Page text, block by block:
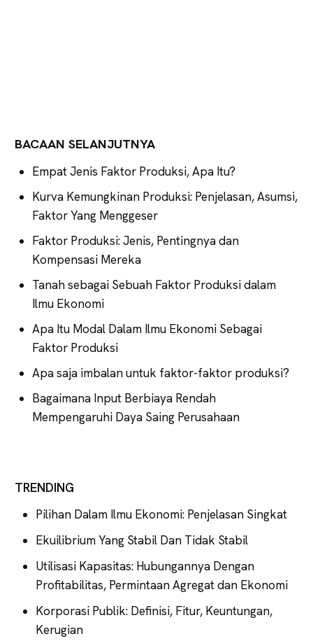
BACAAN SELANJUTNYA
Empat Jenis Faktor Produksi, Apa Itu?
Kurva Kemungkinan Produksi: Penjelasan, Asumsi,
Faktor Yang Menggeser
Faktor Produksi: Jenis, Pentingnya dan
Kompensasi Mereka
Tanah sebagai Sebuah Faktor Produksi dalam
Ilmu Ekonomi
Apa Itu Modal Dalam Ilmu Ekonomi Sebagai
Faktor Produksi
Apa saja imbalan untuk faktor-faktor produksi?
Bagaimana Input Berbiaya Rendah
Mempengaruhi Daya Saing Perusahaan
TRENDING
Pilihan Dalam Ilmu Ekonomi: Penjelasan Singkat
Ekuilibrium Yang Stabil Dan Tidak Stabil
Utilisasi Kapasitas: Hubungannya Dengan
Profitabilitas, Permintaan Agregat dan Ekonomi
Korporasi Publik: Definisi, Fitur, Keuntungan,
Kerugian